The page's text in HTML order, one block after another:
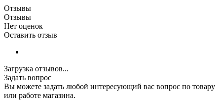
Отзывы
Отзывы
Нет оценок
Оставить отзыв
Загрузка отзывов...
Задать вопрос
Вы можете задать любой интересующий вас вопрос по товару
или работе магазина.